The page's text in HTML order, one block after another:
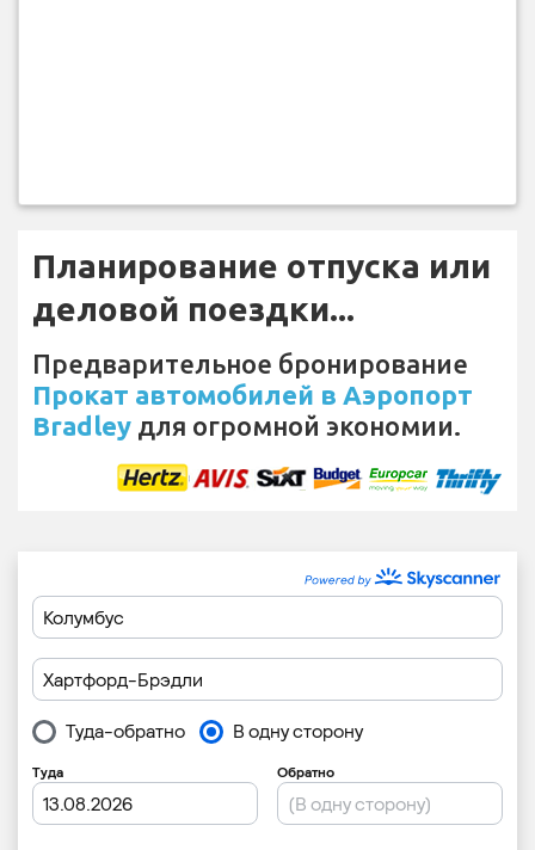
Планирование отпуска или
деловой поездки...
Предварительное бронирование
Прокат автомобилей в Аэропорт
Bradley для огромной экономии.